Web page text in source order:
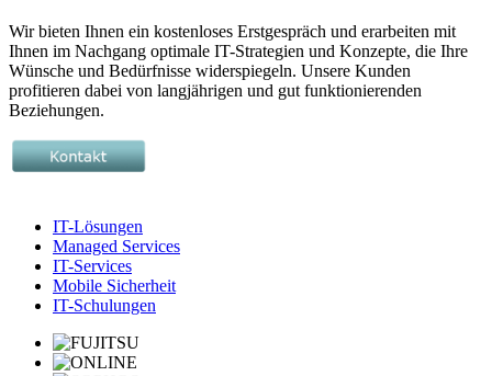
Wir bieten Ihnen ein kostenloses Erstgespräch und erarbeiten mit
Ihnen im Nachgang optimale IT-Strategien und Konzepte, die Ihre
Wünsche und Bedürfnisse widerspiegeln. Unsere Kunden
profitieren dabei von langjährigen und gut funktionierenden
Beziehungen.
IT-Lösungen
Managed Services
IT-Services
Mobile Sicherheit
IT-Schulungen